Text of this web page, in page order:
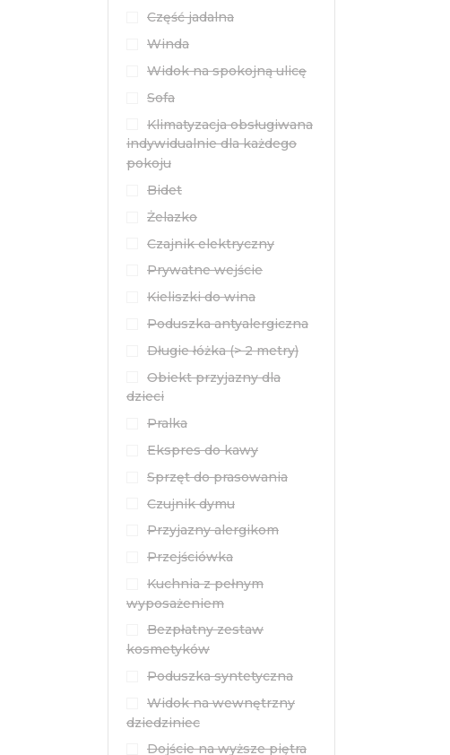
Część jadalna
Winda
Widok na spokojną ulicę
Sofa
Klimatyzacja obsługiwana
indywidualnie dla każdego
pokoju
Bidet
Żelazko
Czajnik elektryczny
Prywatne wejście
Kieliszki do wina
Poduszka antyalergiczna
Długie łóżka (> 2 metry)
Obiekt przyjazny dla
dzieci
Pralka
Ekspres do kawy
Sprzęt do prasowania
Czujnik dymu
Przyjazny alergikom
Przejściówka
Kuchnia z pełnym
wyposażeniem
Bezpłatny zestaw
kosmetyków
Poduszka syntetyczna
Widok na wewnętrzny
dziedziniec
Dojście na wyższe piętra